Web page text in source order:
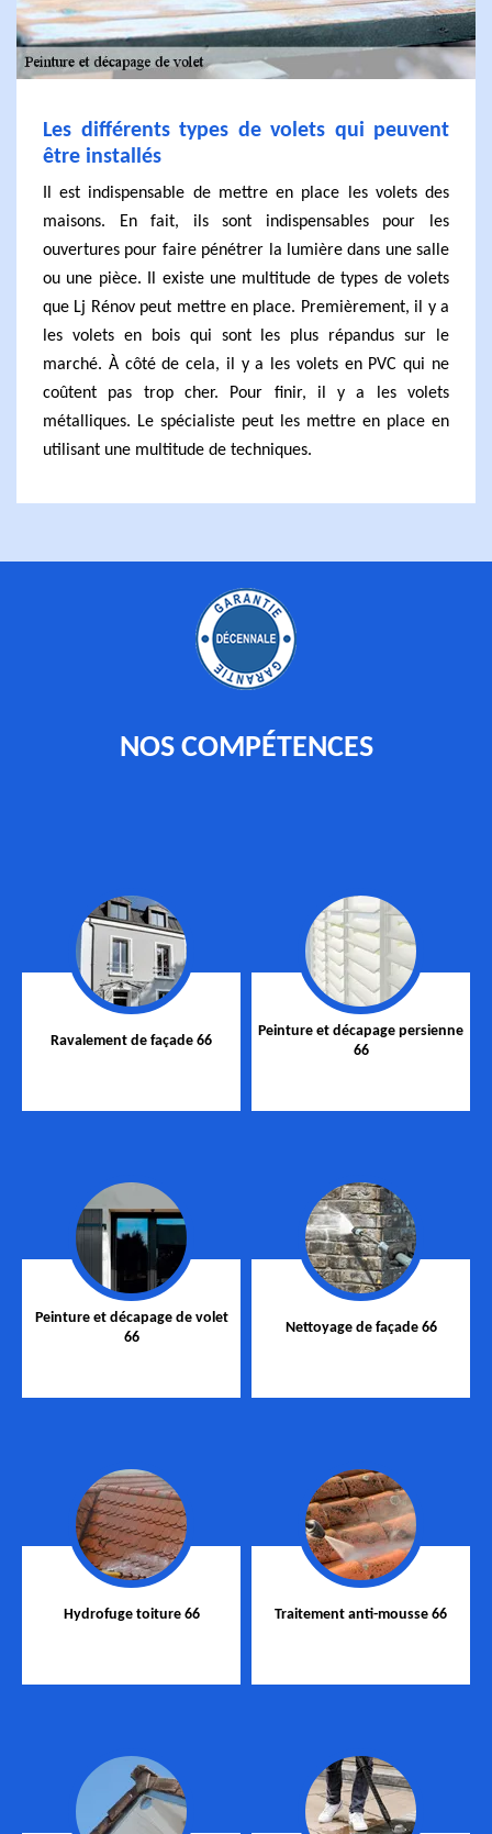
Les différents types de volets qui peuvent
être installés
Il est indispensable de mettre en place les volets des
maisons. En fait, ils sont indispensables pour les
ouvertures pour faire pénétrer la lumière dans une salle
ou une pièce. Il existe une multitude de types de volets
que Lj Rénov peut mettre en place. Premièrement, il y a
les volets en bois qui sont les plus répandus sur le
marché. À côté de cela, il y a les volets en PVC qui ne
coûtent pas trop cher. Pour finir, il y a les volets
métalliques. Le spécialiste peut les mettre en place en
utilisant une multitude de techniques.
NOS COMPÉTENCES
Ravalement de façade 66
Peinture et décapage persienne
66
Peinture et décapage de volet
66
Nettoyage de façade 66
Hydrofuge toiture 66 Traitement anti-mousse 66